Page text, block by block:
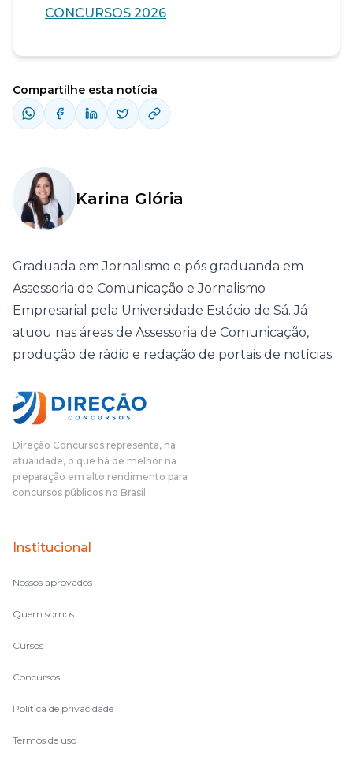
CONCURSOS 2026
Compartilhe esta notícia
Karina Glória
Graduada em Jornalismo e pós graduanda em
Assessoria de Comunicação e Jornalismo
Empresarial pela Universidade Estácio de Sá. Já
atuou nas áreas de Assessoria de Comunicação,
produção de rádio e redação de portais de notícias.
Direção Concursos representa, na
atualidade, o que há de melhor na
preparação em alto rendimento para
concursos públicos no Brasil.
Institucional
Nossos aprovados
Quem somos
Cursos
Concursos
Política de privacidade
Termos de uso